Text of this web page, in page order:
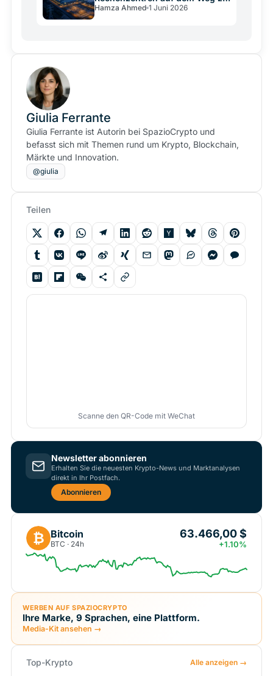
950 TWh
Hamza Ahmed 1 Juni 2026
Giulia Ferrante
Giulia Ferrante ist Autorin bei SpazioCrypto und
befasst sich mit Themen rund um Krypto, Blockchain,
Märkte und Innovation.
@giulia
Teilen
Scanne den QR-Code mit WeChat
Newsletter abonnieren
Erhalten Sie die neuesten Krypto-News und Marktanalysen
direkt in Ihr Postfach.
Abonnieren
₿ Bitcoin
BTC · 24h
63.466,00 $
+1.10%
WERBEN AUF SPAZIOCRYPTO
Ihre Marke, 9 Sprachen, eine Plattform.
Media-Kit ansehen →
Top-Krypto Alle anzeigen →